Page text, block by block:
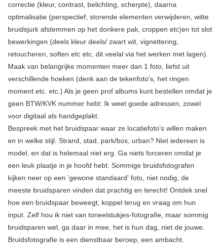
correctie (kleur, contrast, belichting, scherpte), daarna
optimalisatie (perspectief, storende elementen verwijderen, witte
bruidsjurk afstemmen op het donkere pak, croppen etc)en tot slot
bewerkingen (deels kleur deels/ zwart wit, vignettering,
retoucheren, soften etc etc, dit veelal via het werken met lagen).
Maak van belangrijke momenten meer dan 1 foto, liefst uit
verschillende hoeken (denk aan de tekenfoto's, het ringen
moment etc. etc.) Als je geen prof albums kunt bestellen omdat je
geen BTW/KVK nummer hebt: Ik weet goede adressen, zowel
voor digitaal als handgeplakt.
Bespreek met het bruidspaar waar ze locatiefoto's willen maken
en in welke stijl. Strand, stad, park/bos, urban? Niet iedereen is
model, en dat is helemaal niet erg. Ga niets forceren omdat je
een leuk plaatje in je hoofd hebt. Sommige bruidsfotografen
kijken neer op een 'gewone standaard' foto, niet nodig, de
meeste bruidsparen vinden dat prachtig en terecht! Ontdek snel
hoe een bruidspaar beweegt, koppel terug en vraag om hun
input. Zelf hou ik niet van toneelstukjes-fotografie, maar sommig
bruidsparen wel, ga daar in mee, het is hun dag, niet de jouwe.
Bruidsfotografie is een dienstbaar beroep, een ambacht.